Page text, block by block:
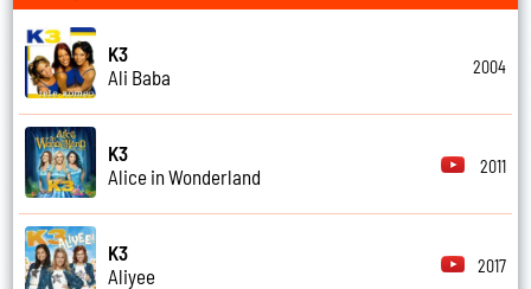
K3
Ali Baba
2004
K3
Alice in Wonderland
2011
K3
Aliyee
2017